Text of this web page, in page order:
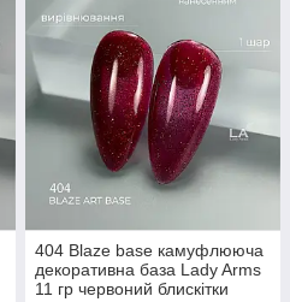
404 Blaze base камуфлююча
декоративна база Lady Arms
11 гр червоний блискітки